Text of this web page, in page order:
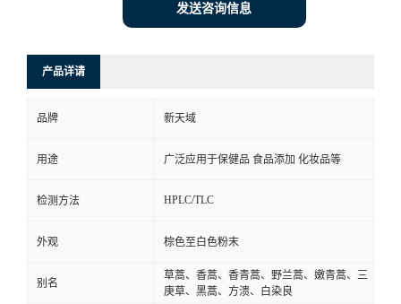
发送咨询信息
产品详请
品牌 新天域
用途 广泛应用于保健品 食品添加 化妆品等
检测方法 HPLC/TLC
外观 棕色至白色粉末
别名
草蒿、香蒿、香青蒿、野兰蒿、嫩青蒿、三
庚草、黑蒿、方溃、白染良